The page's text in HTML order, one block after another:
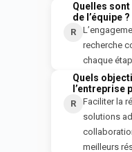
Quelles
de l’équipe ?
R
recherche
chaque
Quels
l’entreprise
R
Faciliter la
solutions
meilleurs